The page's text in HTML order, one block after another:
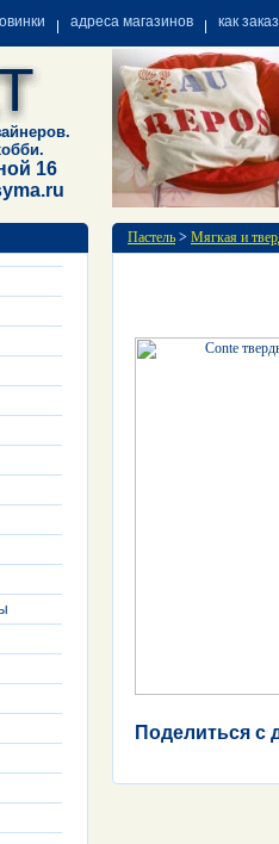
адреса магазинов как
16
Пастель > Мягкая и
Поделиться с